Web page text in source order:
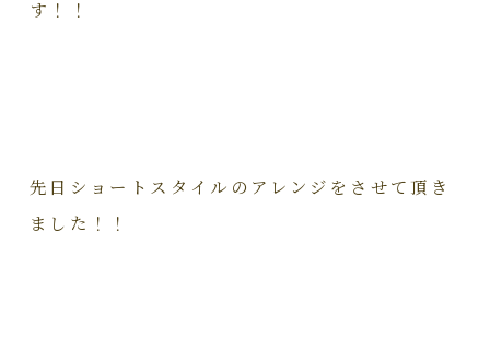
す！！
先日ショートスタイルのアレンジをさせて頂き
ました！！